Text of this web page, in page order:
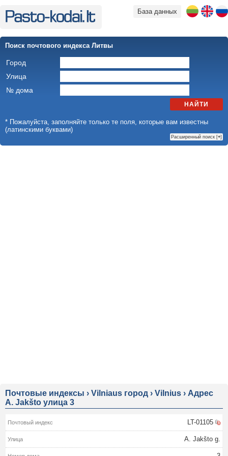
База данных
Поиск почтового индекса Литвы
Город
Улица
№ дома
НАЙТИ
* Пожалуйста, заполняйте только те поля, которые вам известны
(латинскими буквами)
Расширенный поиск [+]
Почтовые индексы › Vilniaus город › Vilnius › Адрес
A. Jakšto улица 3
LT-01105
A. Jakšto g.